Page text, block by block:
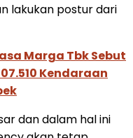
lakukan postur dari
Marga Tbk Sebut
Kendaraan
dan dalam hal ini